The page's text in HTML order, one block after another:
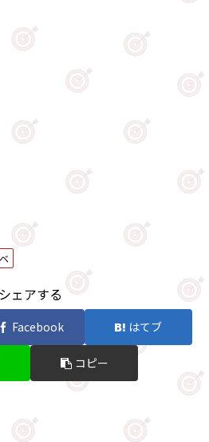
シェアする
Facebook はてブ
コピー